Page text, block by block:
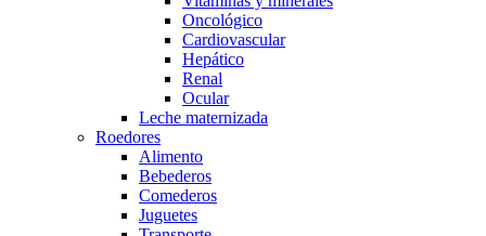
Oncológico
Cardiovascular
Hepático
Renal
Ocular
Leche maternizada
Roedores
Alimento
Bebederos
Comederos
Juguetes